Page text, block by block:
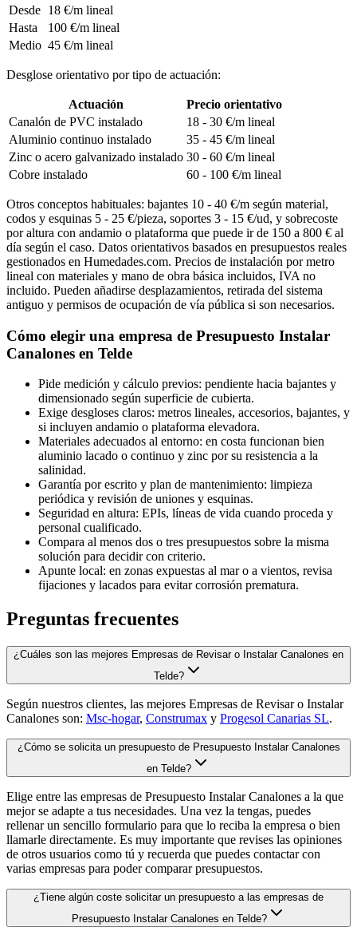
Desde 18 €/m lineal
Hasta
100 €/m lineal
Medio 45 €/m lineal
Desglose orientativo por tipo de actuación:
Actuación
Precio orientativo
Canalón de PVC instalado
18 - 30 €/m lineal
Aluminio continuo instalado
35 - 45 €/m lineal
Zinc o acero galvanizado instalado 30 - 60 €/m lineal
Cobre instalado
60 - 100 €/m lineal
Otros conceptos habituales: bajantes 10 - 40 €/m según material,
codos y esquinas 5 - 25 €/pieza, soportes 3 - 15 €/ud, y sobrecoste
por altura con andamio o plataforma que puede ir de 150 a 800 € al
día según el caso. Datos orientativos basados en presupuestos reales
gestionados en Humedades.com. Precios de instalación por metro
lineal con materiales y mano de obra básica incluidos, IVA no
incluido. Pueden añadirse desplazamientos, retirada del sistema
antiguo y permisos de ocupación de vía pública si son necesarios.
Cómo elegir una empresa de Presupuesto Instalar
Canalones en Telde
Pide medición y cálculo previos: pendiente hacia bajantes y
dimensionado según superficie de cubierta.
Exige desgloses claros: metros lineales, accesorios, bajantes, y
si incluyen andamio o plataforma elevadora.
Materiales adecuados al entorno: en costa funcionan bien
aluminio lacado o continuo y zinc por su resistencia a la
salinidad.
Garantía por escrito y plan de mantenimiento: limpieza
periódica y revisión de uniones y esquinas.
Seguridad en altura: EPIs, líneas de vida cuando proceda y
personal cualificado.
Compara al menos dos o tres presupuestos sobre la misma
solución para decidir con criterio.
Apunte local: en zonas expuestas al mar o a vientos, revisa
fijaciones y lacados para evitar corrosión prematura.
Preguntas frecuentes
¿Cuáles son las mejores Empresas de Revisar o Instalar Canalones en
Telde?
Según nuestros clientes, las mejores Empresas de Revisar o Instalar
Canalones son: Msc-hogar, Construmax y Progesol Canarias SL.
¿Cómo se solicita un presupuesto de Presupuesto Instalar Canalones
en Telde?
Elige entre las empresas de Presupuesto Instalar Canalones a la que
mejor se adapte a tus necesidades. Una vez la tengas, puedes
rellenar un sencillo formulario para que lo reciba la empresa o bien
llamarle directamente. Es muy importante que revises las opiniones
de otros usuarios como tú y recuerda que puedes contactar con
varias empresas para poder comparar presupuestos.
¿Tiene algún coste solicitar un presupuesto a las empresas de
Presupuesto Instalar Canalones en Telde?